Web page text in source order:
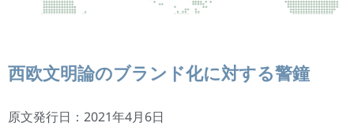
西欧文明論のブランド化に対する警鐘
原文発行日：2021年4月6日